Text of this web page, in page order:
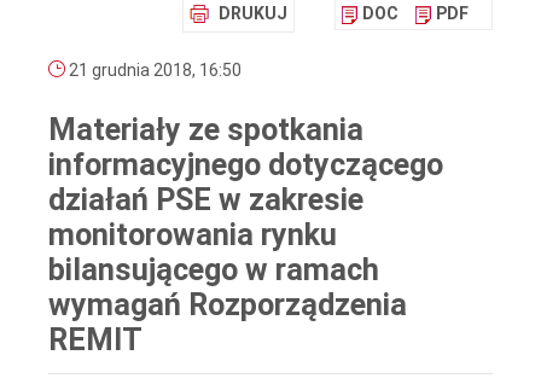
DRUKUJ DOC PDF
21 grudnia 2018, 16:50
Materiały ze spotkania
informacyjnego dotyczącego
działań PSE w zakresie
monitorowania rynku
bilansującego w ramach
wymagań Rozporządzenia
REMIT